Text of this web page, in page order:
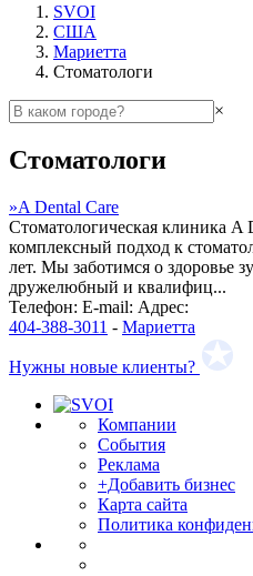
SVOI
США
Мариетта
Стоматологи
×
Стоматологи
»A Dental Care
Стоматологическая клиника A
комплексный подход к
лет. Мы заботимся о здоровье
дружелюбный и квалифиц...
Телефон: E-mail: Адрес:
404-388-3011 - Мариетта
Нужны новые клиенты?
Компании
События
Реклама
+Добавить бизнес
Карта сайта
Политика